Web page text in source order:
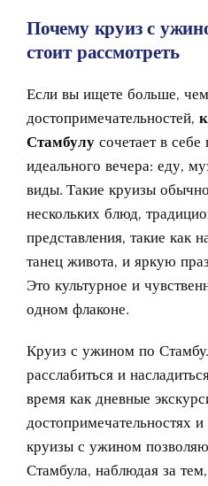
Почему круиз с
стоит рассмотреть
Если вы ищете больше,
достопримечательностей,
Стамбулу сочетает в
идеального вечера: еду,
виды. Такие круизы
нескольких блюд,
представления, такие как
танец живота, и яркую
Это культурное и
одном флаконе.
Круиз с ужином по
расслабиться и
время как дневные
достопримечательностях
круизы с ужином
Стамбула, наблюдая за